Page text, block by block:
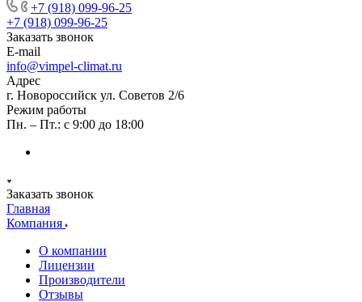
+7 (918) 099-96-25
+7 (918) 099-96-25
Заказать звонок
E-mail
info@vimpel-climat.ru
Адрес
г. Новороссийск ул. Советов 2/6
Режим работы
Пн. – Пт.: с 9:00 до 18:00
Заказать звонок
Главная
Компания
О компании
Лицензии
Производители
Отзывы